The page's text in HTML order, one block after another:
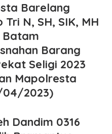
Barelang
N, SH, SIK, MH
Batam
Barang
Seligi 2023
Mapolresta
04/2023)
Dandim 0316